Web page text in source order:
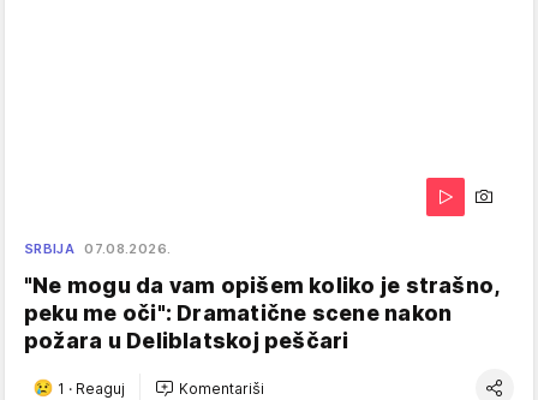
SRBIJA 07.08.2026.
"Ne mogu da vam opišem koliko je strašno,
peku me oči": Dramatične scene nakon
požara u Deliblatskoj peščari
1 · Reaguj Komentariši